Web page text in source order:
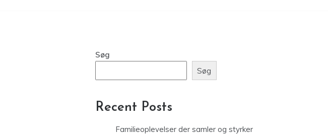
Søg
Søg
Recent Posts
Familieoplevelser der samler og styrker